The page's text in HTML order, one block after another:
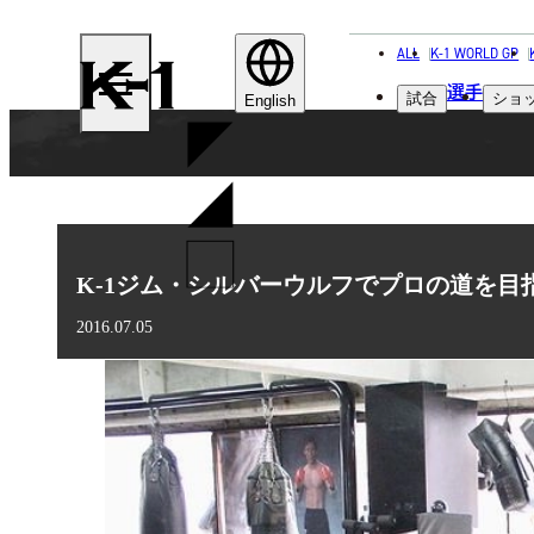
K-
1 English
ALL K-1 WORLD GP
試合 選手 ショ
K-1ジム・シルバーウルフでプロの道を目
2016.07.05